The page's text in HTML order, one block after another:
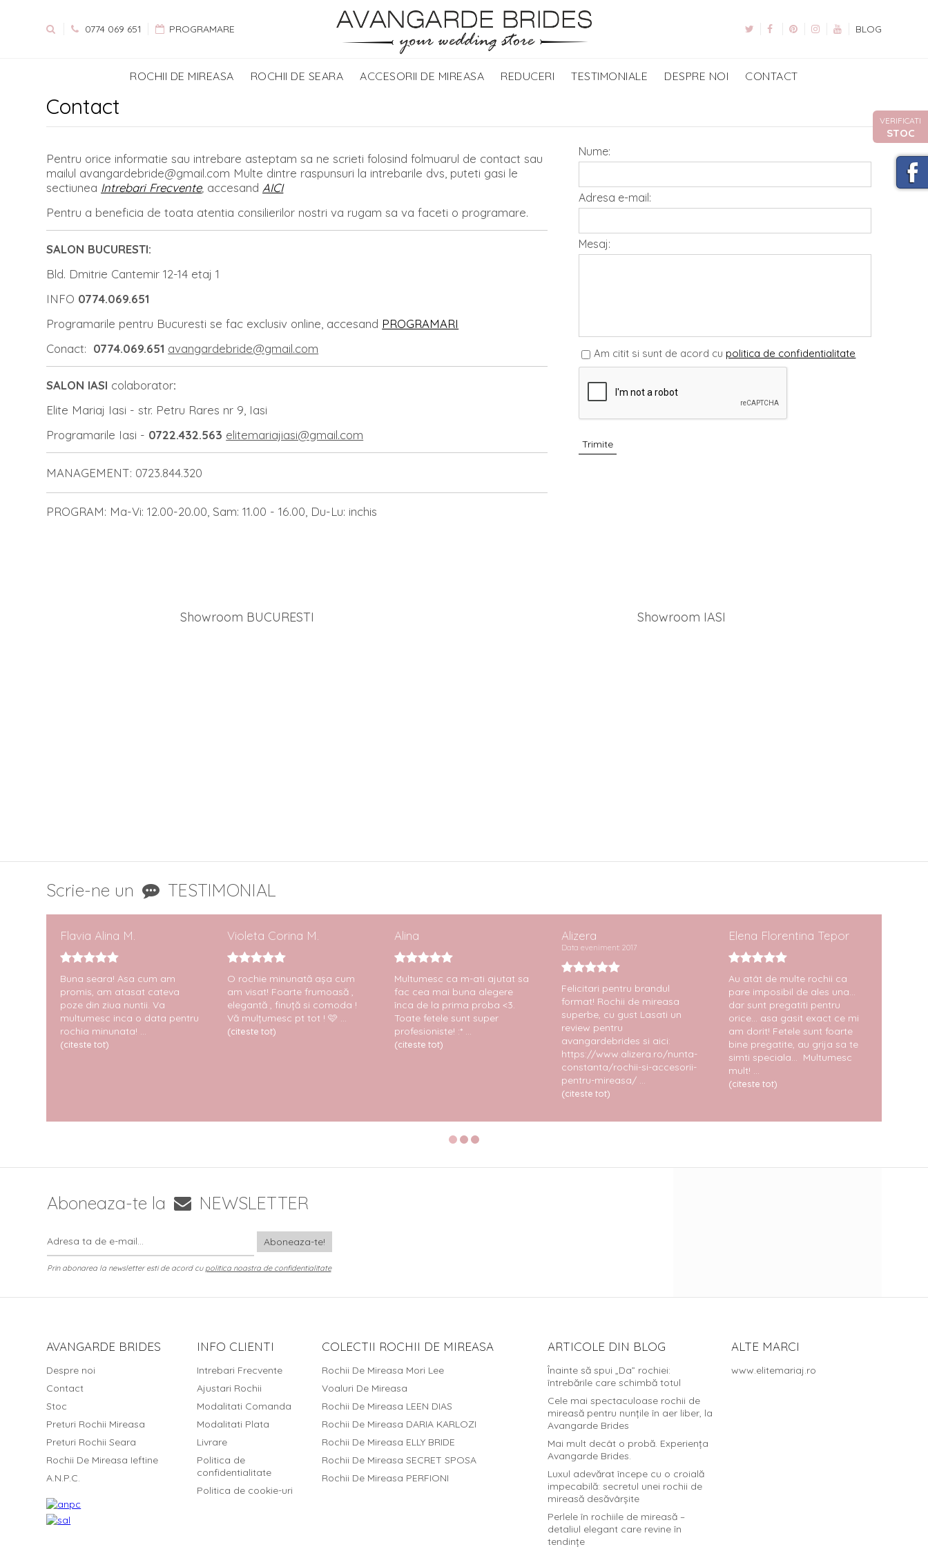
0774 069 651 PROGRAMARE BLOG
ROCHII DE MIREASA ROCHII DE SEARA ACCESORII DE MIREASA REDUCERI TESTIMONIALE DESPRE NOI CONTACT
Contact
Pentru orice informatie sau intrebare asteptam sa ne scrieti folosind folmuarul de contact sau
mailul avangardebride@gmail.com Multe dintre raspunsuri la intrebarile dvs, puteti gasi le
sectiunea Intrebari Frecvente, accesand AICI
Pentru a beneficia de toata atentia consilierilor nostri va rugam sa va faceti o programare.
SALON BUCURESTI:
Bld. Dmitrie Cantemir 12-14 etaj 1
INFO 0774.069.651
Programarile pentru Bucuresti se fac exclusiv online, accesand PROGRAMARI
Conact: 0774.069.651 avangardebride@gmail.com
SALON IASI colaborator:
Elite Mariaj Iasi - str. Petru Rares nr 9, Iasi
Programarile Iasi - 0722.432.563 elitemariajiasi@gmail.com
MANAGEMENT: 0723.844.320
PROGRAM: Ma-Vi: 12.00-20.00, Sam: 11.00 - 16.00, Du-Lu: inchis
Nume:
Adresa e-mail:
Mesaj:
Am citit si sunt de acord cu politica de confidentialitate
Showroom BUCURESTI Showroom IASI
Scrie-ne un TESTIMONIAL
Flavia Alina M.
Buna seara! Asa cum am
promis, am atasat cateva
poze din ziua nuntii. Va
multumesc inca o data pentru
rochia minunata! ...
(citeste tot)
Violeta Corina M.
O rochie minunată așa cum
am visat! Foarte frumoasă ,
elegantă , finuță si comoda !
Vă mulțumesc pt tot ! 🩷 ...
(citeste tot)
Alina
Multumesc ca m-ati ajutat sa
fac cea mai buna alegere
înca de la prima proba <3.
Toate fetele sunt super
profesioniste! :* ...
(citeste tot)
Alizera
Data eveniment: 2017
Felicitari pentru brandul
format! Rochii de mireasa
superbe, cu gust Lasati un
review pentru
avangardebrides si aici:
https://www.alizera.ro/nunta-
constanta/rochii-si-accesorii-
pentru-mireasa/ ...
(citeste tot)
Elena Florentina Tepor
Au atât de multe rochii ca
pare imposibil de ales una...
dar sunt pregatiti pentru
orice... asa gasit exact ce mi
am dorit! Fetele sunt foarte
bine pregatite, au grija sa te
simti speciala... Multumesc
mult! ...
(citeste tot)
Aboneaza-te la NEWSLETTER
Prin abonarea la newsletter esti de acord cu politica noastra de confidentialitate
AVANGARDE BRIDES
Despre noi
Contact
Stoc
Preturi Rochii Mireasa
Preturi Rochii Seara
Rochii De Mireasa Ieftine
A.N.P.C.
INFO CLIENTI
Intrebari Frecvente
Ajustari Rochii
Modalitati Comanda
Modalitati Plata
Livrare
Politica de
confidentialitate
Politica de cookie-uri
COLECTII ROCHII DE MIREASA
Rochii De Mireasa Mori Lee
Voaluri De Mireasa
Rochii De Mireasa LEEN DIAS
Rochii De Mireasa DARIA KARLOZI
Rochii De Mireasa ELLY BRIDE
Rochii De Mireasa SECRET SPOSA
Rochii De Mireasa PERFIONI
ARTICOLE DIN BLOG
Înainte să spui „Da” rochiei:
întrebările care schimbă totul
Cele mai spectaculoase rochii de
mireasă pentru nunțile în aer liber, la
Avangarde Brides
Mai mult decât o probă. Experiența
Avangarde Brides.
Luxul adevărat începe cu o croială
impecabilă: secretul unei rochii de
mireasă desăvârșite
Perlele în rochiile de mireasă –
detaliul elegant care revine în
tendințe
ALTE MARCI
www.elitemariaj.ro
VERIFICATI
STOC